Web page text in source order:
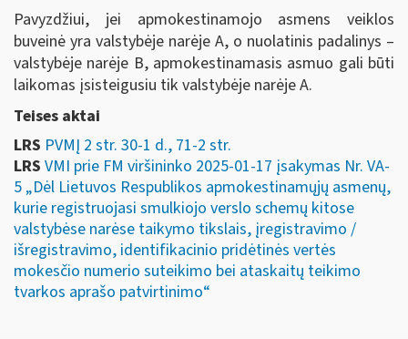
Pavyzdžiui, jei apmokestinamojo asmens veiklos
buveinė yra valstybėje narėje A, o nuolatinis padalinys –
valstybėje narėje B, apmokestinamasis asmuo gali būti
laikomas įsisteigusiu tik valstybėje narėje A.
Teises aktai
LRS PVMĮ 2 str. 30-1 d., 71-2 str.
LRS VMI prie FM viršininko 2025-01-17 įsakymas Nr. VA-
5 „Dėl Lietuvos Respublikos apmokestinamųjų asmenų,
kurie registruojasi smulkiojo verslo schemų kitose
valstybėse narėse taikymo tikslais, įregistravimo /
išregistravimo, identifikacinio pridėtinės vertės
mokesčio numerio suteikimo bei ataskaitų teikimo
tvarkos aprašo patvirtinimo“